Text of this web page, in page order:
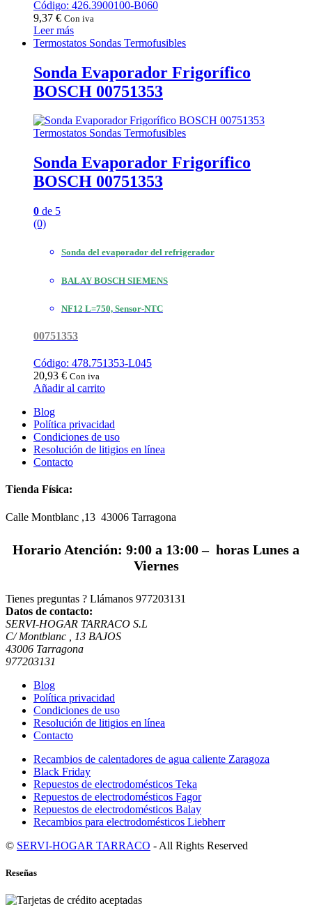
Código: 426.3900100-B060
9,37 € Con iva
Leer más
Termostatos Sondas Termofusibles
Sonda Evaporador Frigorífico
BOSCH 00751353
Termostatos Sondas Termofusibles
Sonda Evaporador Frigorífico
BOSCH 00751353
0 de 5
(0)
Sonda del evaporador del refrigerador
BALAY BOSCH SIEMENS
NF12 L=750, Sensor-NTC
00751353
Código: 478.751353-L045
20,93 € Con iva
Añadir al carrito
Blog
Política privacidad
Condiciones de uso
Resolución de litigios en línea
Contacto
Tienda Física:
Calle Montblanc ,13 43006 Tarragona
Horario Atención: 9:00 a 13:00 – horas Lunes a
Viernes
Tienes preguntas ? Llámanos 977203131
Datos de contacto:
SERVI-HOGAR TARRACO S.L
C/ Montblanc , 13 BAJOS
43006 Tarragona
977203131
Blog
Política privacidad
Condiciones de uso
Resolución de litigios en línea
Contacto
Recambios de calentadores de agua caliente Zaragoza
Black Friday
Repuestos de electrodomésticos Teka
Repuestos de electrodomésticos Fagor
Repuestos de electrodomésticos Balay
Recambios para electrodomésticos Liebherr
© SERVI-HOGAR TARRACO - All Rights Reserved
Reseñas